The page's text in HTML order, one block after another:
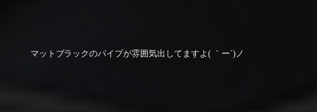
マットブラックのパイプが雰囲気出してますよ( ｀ー´)ノ